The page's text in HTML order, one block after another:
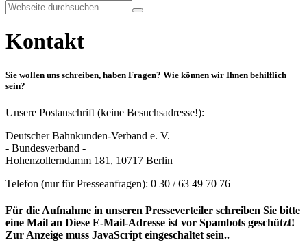
Kontakt
Sie wollen uns schreiben, haben Fragen? Wie können wir Ihnen behilflich
sein?
Unsere Postanschrift (keine Besuchsadresse!):
Deutscher Bahnkunden-Verband e. V.
- Bundesverband -
Hohenzollerndamm 181, 10717 Berlin
Telefon (nur für Presseanfragen): 0 30 / 63 49 70 76
Für die Aufnahme in unseren Presseverteiler schreiben Sie bitte
eine Mail an Diese E-Mail-Adresse ist vor Spambots geschützt!
Zur Anzeige muss JavaScript eingeschaltet sein..